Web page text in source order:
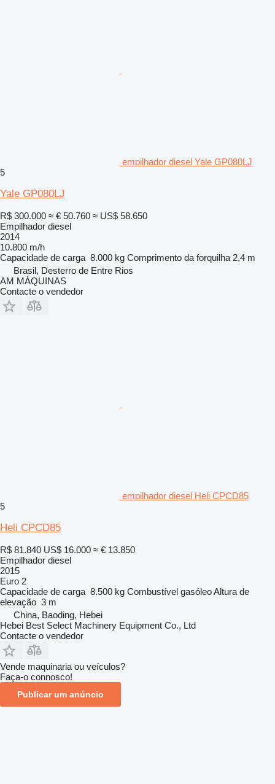
empilhador diesel Yale GP080LJ
5
Yale GP080LJ
R$ 300.000 ≈ € 50.760 ≈ US$ 58.650
Empilhador diesel
2014
10.800 m/h
Capacidade de carga 8.000 kg Comprimento da forquilha 2,4 m
Brasil, Desterro de Entre Rios
AM MÁQUINAS
Contacte o vendedor
empilhador diesel Heli CPCD85
5
Heli CPCD85
R$ 81.840 US$ 16.000 ≈ € 13.850
Empilhador diesel
2015
Euro 2
Capacidade de carga 8.500 kg Combustível gasóleoAltura de
elevação 3 m
China, Baoding, Hebei
Hebei Best Select Machinery Equipment Co., Ltd
Contacte o vendedor
Vende maquinaria ou veículos?
Faça-o connosco!
Publicar um anúncio